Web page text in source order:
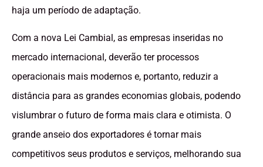
haja um período de adaptação.
Com a nova Lei Cambial, as empresas inseridas no
mercado internacional, deverão ter processos
operacionais mais modernos e, portanto, reduzir a
distância para as grandes economias globais, podendo
vislumbrar o futuro de forma mais clara e otimista. O
grande anseio dos exportadores é tornar mais
competitivos seus produtos e serviços, melhorando sua